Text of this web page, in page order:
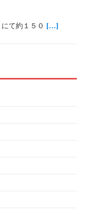
て約１５０ […]